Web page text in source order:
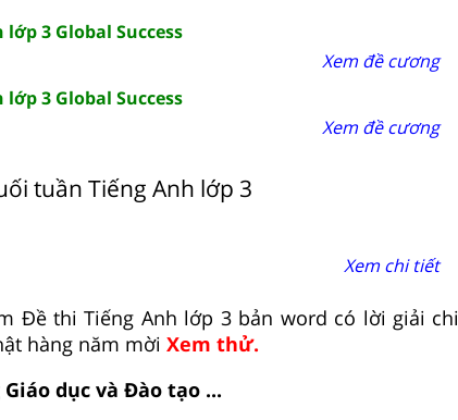
3 Global Success
Xem đề cương
3 Global Success
Xem đề cương
tuần Tiếng Anh lớp 3
Xem chi tiết
Đề thi Tiếng Anh lớp 3 bản word có lời giải chi
hàng năm mời Xem thử.
Giáo dục và Đào tạo ...